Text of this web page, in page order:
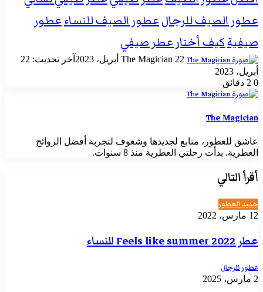
عطور الصيف للرجالعطور الصيف للنساءعطور
صيفيةكيف أختار عطر صيفي
The Magician
أرسل 22 أبريل، 2023
آخر تحديث: 22
أبريل، 2023
0
The Magician
عاشق للعطور، متابع لجديدها وشغوف لتجربة أفضل الروائح
العطرية. بدأت رحلتي العطرية منذ 8 سنوات.
أقرأ التالي
جديد العطور
12 مارس، 2022
عطر Feels like summer 2022 للنساء
عطور للرجال
2 مارس، 2025